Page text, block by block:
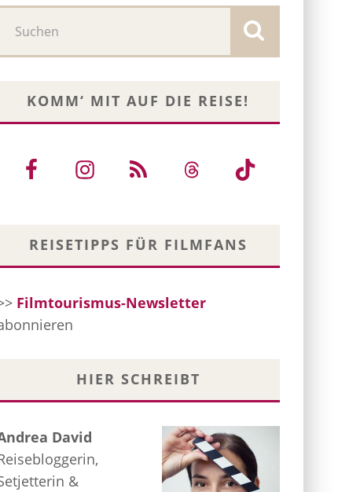
KOMM‘ MIT AUF DIE REISE!
REISETIPPS FÜR FILMFANS
Filmtourismus-Newsletter
HIER SCHREIBT
David
&